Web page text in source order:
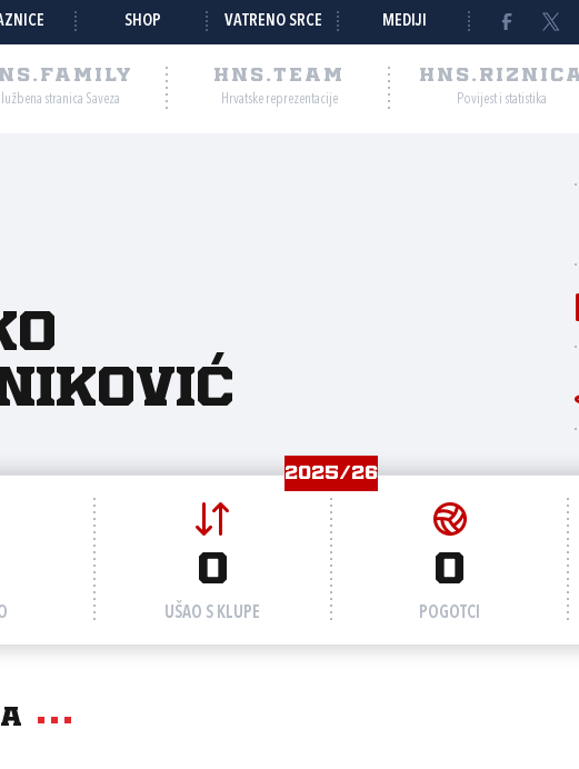
SHOP VATRENO SRCE MEDIJI
stranica Saveza
HNS.TEAM
Hrvatske reprezentacije Povijest i statistika
2025/26
0
UŠAO S KLUPE
0
POGOTCI